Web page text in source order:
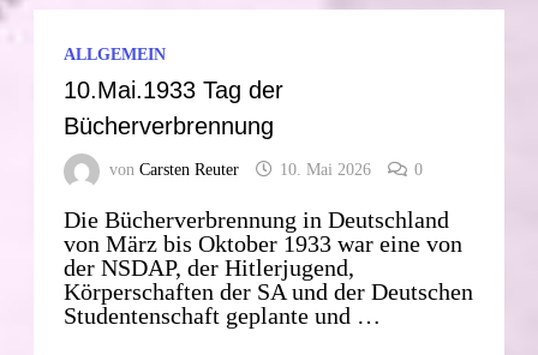
ALLGEMEIN
10.Mai.1933 Tag der
Bücherverbrennung
vonCarsten Reuter 10. Mai 2026 0
Die Bücherverbrennung in Deutschland
von März bis Oktober 1933 war eine von
der NSDAP, der Hitlerjugend,
Körperschaften der SA und der Deutschen
Studentenschaft geplante und …